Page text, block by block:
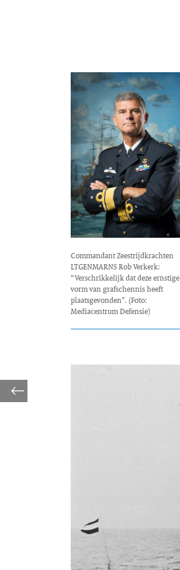
Commandant Zeestrijdkrachten
LTGENMARNS Rob Verkerk:
“Verschrikkelijk dat deze ernstige
vorm van grafschennis heeft
plaatsgevonden”. (Foto:
Mediacentrum Defensie)